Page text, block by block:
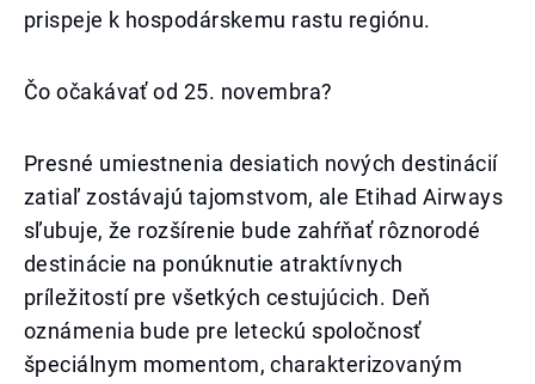
prispeje k hospodárskemu rastu regiónu.
Čo očakávať od 25. novembra?
Presné umiestnenia desiatich nových destinácií
zatiaľ zostávajú tajomstvom, ale Etihad Airways
sľubuje, že rozšírenie bude zahŕňať rôznorodé
destinácie na ponúknutie atraktívnych
príležitostí pre všetkých cestujúcich. Deň
oznámenia bude pre leteckú spoločnosť
špeciálnym momentom, charakterizovaným